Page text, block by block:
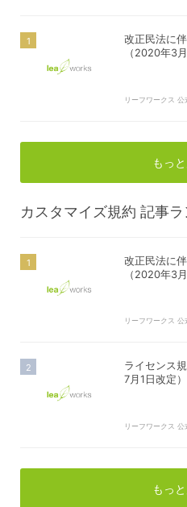
改正民法に
（2020年3
リーフワークス 公
もっ
カスタマイズ規約 記事
改正民法に
（2020年3
リーフワークス 公
ライセンス
7月1日改定）
リーフワークス 公
もっ